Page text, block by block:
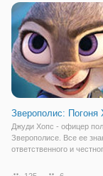
Мистер краб, осьминог,
иностранец, и
Зверополис: Погоня
Джуди Хопс - офицер
Зверополисе. Все ее
ответственного и
комплектацию она